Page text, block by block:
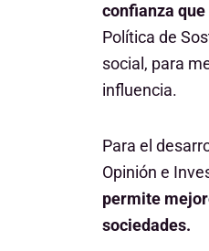
confianza
Política de
social, para
influencia.
Para el
Opinión e
permite
sociedades.